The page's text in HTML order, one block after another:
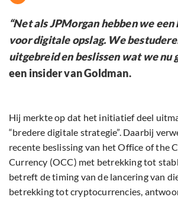
“Net als JPMorgan hebben we
voor digitale opslag. We
uitgebreid en beslissen wat we nu
een insider van Goldman.
Hij merkte op dat het initiatief deel
“bredere digitale strategie”. Daarbij
recente beslissing van het Office of the
Currency (OCC) met betrekking tot
betreft de timing van de lancering van
betrekking tot cryptocurrencies,